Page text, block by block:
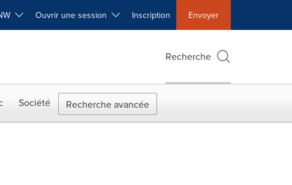
Ouvrir une session Inscription Envoyer
Recherche
Société Recherche avancée